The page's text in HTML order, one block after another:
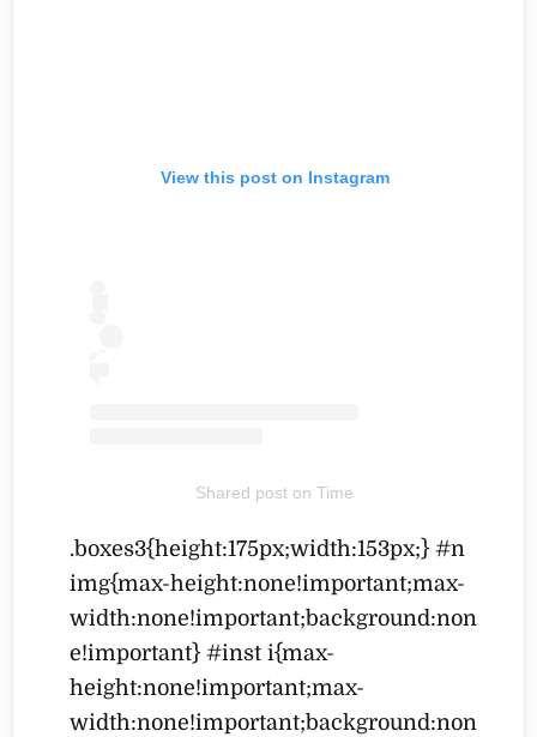
View this post on Instagram
Shared post onTime
.boxes3{height:175px;width:153px;} #n
img{max-height:none!important;max-
width:none!important;background:non
e!important} #inst i{max-
height:none!important;max-
width:none!important;background:non